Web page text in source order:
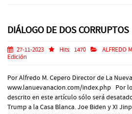
DIÁLOGO DE DOS CORRUPTOS
27-11-2023 Hits: 1470 ALFREDO
Edición
Por Alfredo M. Cepero Director de La
www.lanuevanacion.com/index.php Por
descrito en este artículo sólo será
Trump a la Casa Blanca. Joe Biden y XI